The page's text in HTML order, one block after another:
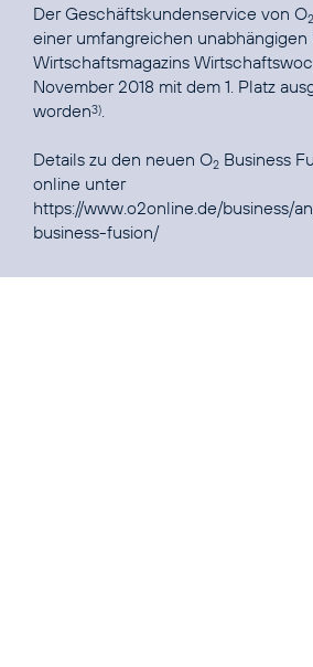
Der Geschäftskundenservice von O2
einer umfangreichen
Wirtschaftsmagazins
November 2018 mit dem 1. Platz
worden3)
Details zu den neuen O2 Business
online unter
https://www.o2online.de/business/
business-fusion/